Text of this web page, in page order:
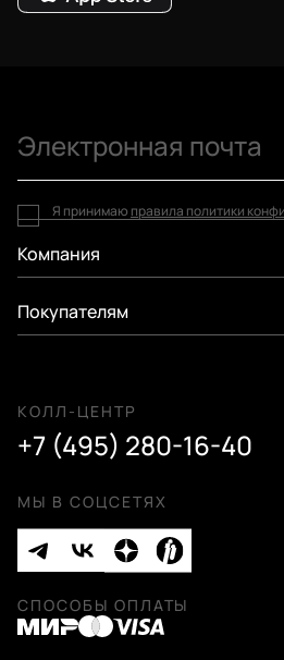
Компания
Покупателям
КОЛЛ-ЦЕНТР
+7 (495) 280-16-40
МЫ В СОЦСЕТЯХ
Я принимаю правила политики
СПОСОБЫ ОПЛАТЫ